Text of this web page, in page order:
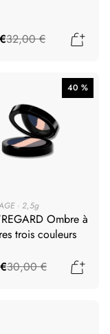
32,00 €
2,5g
Ombre à
trois couleurs
30,00 €
40 %